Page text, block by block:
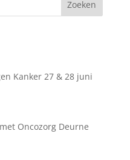
Kanker 27 & 28 juni
Oncozorg Deurne